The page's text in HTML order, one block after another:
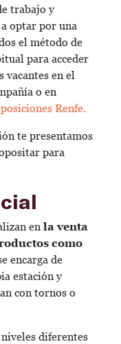
trabajo y
optar por una
el método de
para acceder
vacantes en el
o en
Renfe.
te presentamos
para
en la venta
como
encarga de
estación y
con tornos o
diferentes